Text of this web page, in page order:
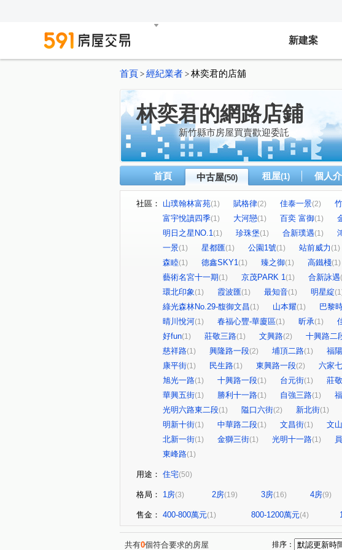
新建案
首頁 > 經紀業者 > 林奕君的店舖
林奕君的網路店鋪
新竹縣市房屋買賣歡迎委託
首頁 中古屋(50) 租屋(1) 個人
社區： 山璞翰林富苑(1) 賦格律(2) 佳泰一景(2)
富宇悅讀四季(1) 大河戀(1) 百奕 富御(1)
明日之星NO.1(1) 珍珠堡(1) 合新璞遇(1)
一景(1) 星都匯(1) 公園1號(1) 站前威力(1)
森睦(1) 德鑫SKY1(1) 臻之御(1) 高鐵棧(1)
藝術名宮十一期(1) 京茂PARK 1(1) 合新詠遇
環北印象(1) 霞波匯(1) 最知音(1) 明星綻
綠光森林No.29-馥御文昌(1) 山本耀(1) 巴黎
晴川悅河(1) 春福心豐-華廈區(1) 昕承(1)
好fun(1) 莊敬三路(1) 文興路(2) 十興路二
慈祥路(1) 興隆路一段(2) 埔頂二路(1) 福
康平街(1) 民生路(1) 東興路一段(2) 六家
旭光一路(1) 十興路一段(1) 台元街(1) 莊
華興五街(1) 勝利十一路(1) 自強三路(1)
光明六路東二段(1) 隘口六街(2) 新北街(1)
明新十街(1) 中華路二段(1) 文昌街(1) 文
北新一街(1) 金獅三街(1) 光明十一路(1)
東峰路(1)
用途： 住宅(50)
格局： 1房(3) 2房(19) 3房(16) 4房(9)
售金： 400-800萬元(1) 800-1200萬元(4)
共有0個符合要求的房屋 排序：